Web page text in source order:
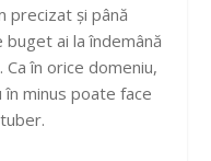
precizat și până
ai la îndemână
în orice domeniu,
minus poate face